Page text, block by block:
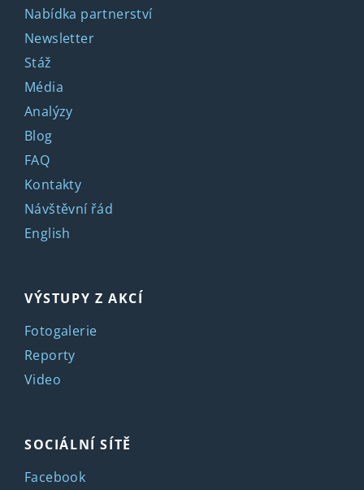
Nabídka partnerství
Newsletter
Stáž
Média
Analýzy
Blog
FAQ
Kontakty
Návštěvní řád
English
VÝSTUPY Z AKCÍ
Fotogalerie
Reporty
Video
SOCIÁLNÍ SÍTĚ
Facebook